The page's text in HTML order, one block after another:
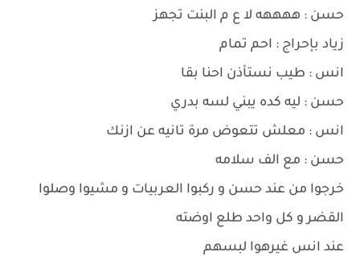
حسن : ههههه لا ع م البنت تجهز
زياد بإحراج : احم تمام
انس : طيب نستأذن احنا بقا
حسن : ليه كده يبني لسه بدري
انس : معلش تتعوض مرة تانيه عن ازنك
حسن : مع الف سلامه
خرجوا من عند حسن و ركبوا العربيات و مشيوا وصلوا
القضر و كل واحد طلع اوضته
عند انس غيرهوا لبسهم